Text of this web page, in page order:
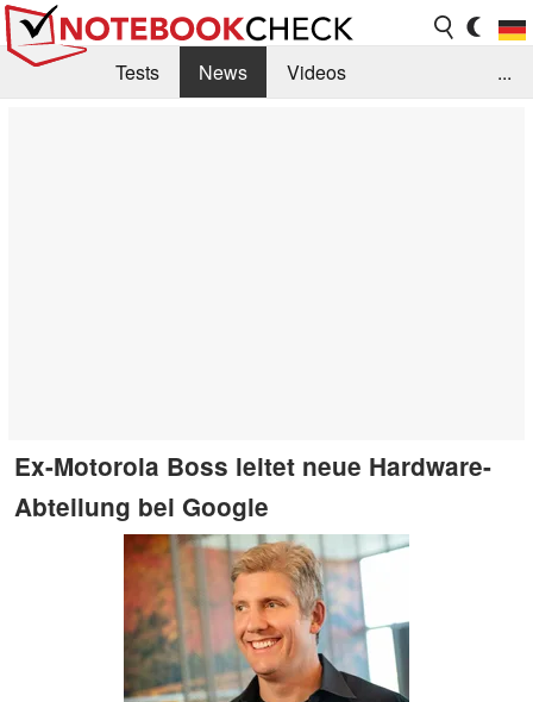
Tests News
Videos
...
Ex-Motorola Boss leitet neue Hardware-
Abteilung bei Google